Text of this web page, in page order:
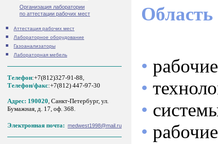
Организация лаборатории
по аттестации рабочих мест
Аттестация рабочих мест
Лабораторное оборудование
Газоанализаторы
Лабораторная мебель
Телефон:+7(812)327-91-88,
Tелефон/факс:+7(812) 447-97-30
Адрес: 190020, Санкт-Петербург, ул.
Бумажная, д. 17, оф. 368.
Электронная почта: medwest1998@mail.ru
•
•
•
•